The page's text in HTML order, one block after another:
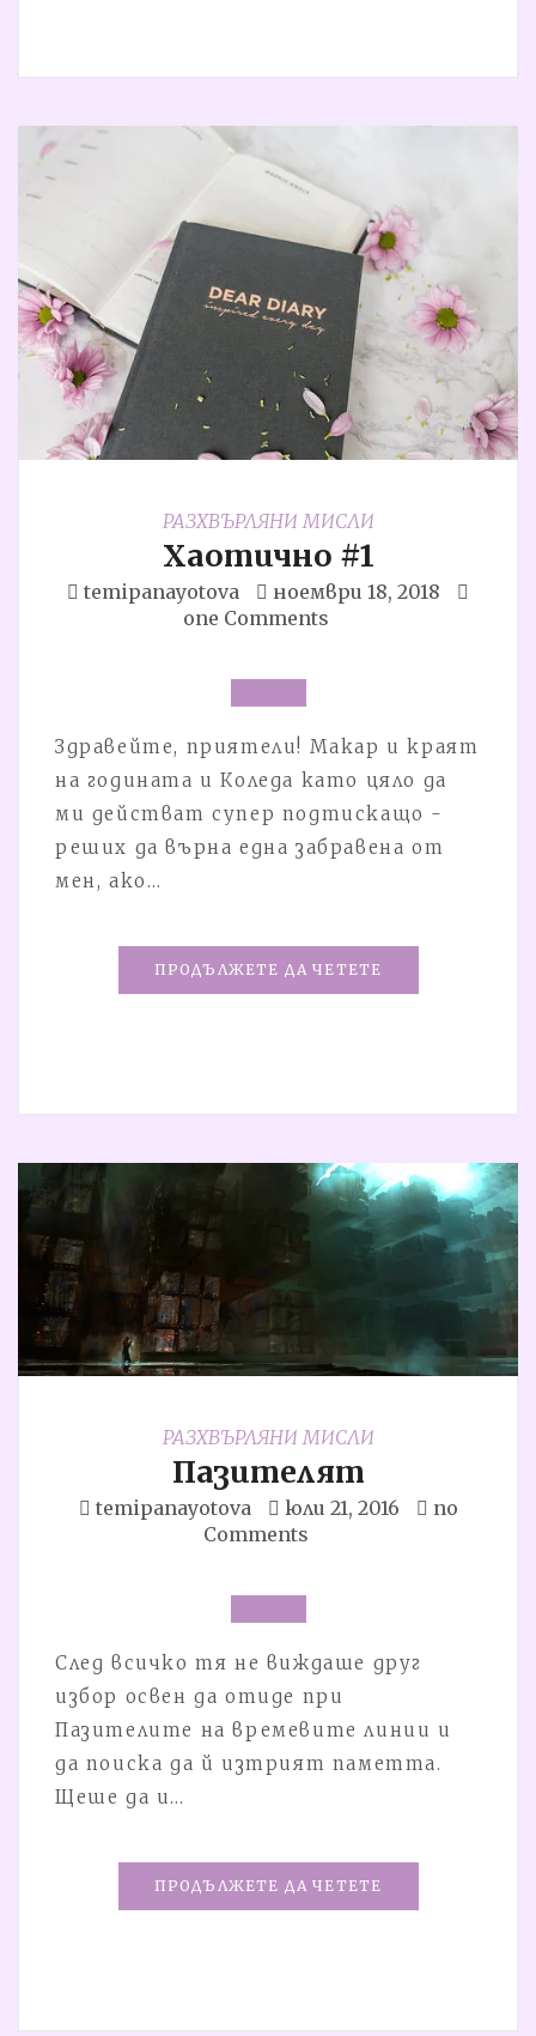
РАЗХВЪРЛЯНИ МИСЛИ
Хаотично #1
temipanayotova
ноември 18, 2018
one Comments
Здравейте, приятели! Макар и краят
на годината и Коледа като цяло да
ми действат супер подтискащо -
реших да върна една забравена от
мен, ако…
ПРОДЪЛЖЕТЕ ДА ЧЕТЕТЕ
РАЗХВЪРЛЯНИ МИСЛИ
Пазителят
temipanayotova юли 21, 2016
no
Comments
След всичко тя не виждаше друг
избор освен да отиде при
Пазителите на времевите линии и
да поиска да й изтрият паметта.
Щеше да и…
ПРОДЪЛЖЕТЕ ДА ЧЕТЕТЕ